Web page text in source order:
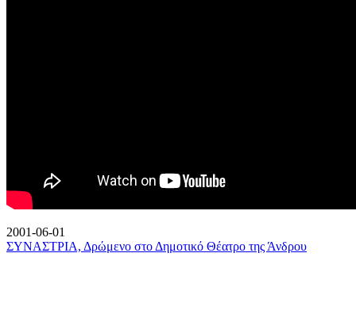
2001-06-01
ΣΥΝΑΣΤΡΙΑ, Δρώμενο στο Δημοτικό Θέατρο της Άνδρου